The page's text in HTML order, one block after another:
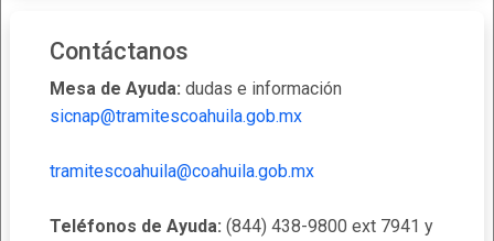
Contáctanos
Mesa de Ayuda: dudas e información
sicnap@tramitescoahuila.gob.mx
tramitescoahuila@coahuila.gob.mx
Teléfonos de Ayuda: (844) 438-9800 ext 7941 y